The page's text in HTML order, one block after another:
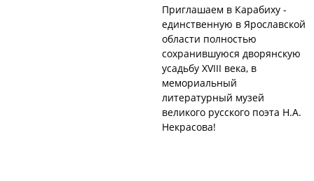
с
т
а
м
Приглашаем в Карабиху -
единственную в Ярославской
области полностью
сохранившуюся дворянскую
усадьбу XVIII века, в
мемориальный
литературный музей
великого русского поэта Н.А.
Некрасова!